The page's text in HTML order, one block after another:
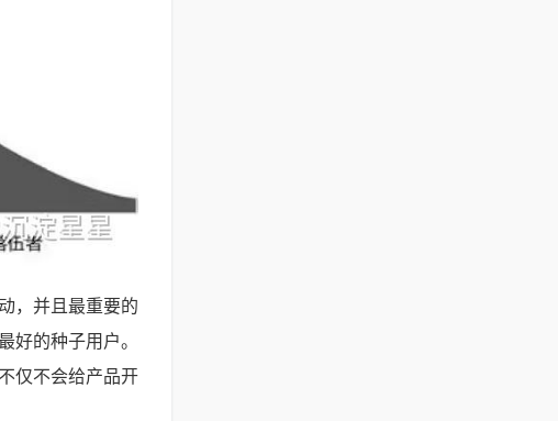
，并且最重要的
好的种子用户。
仅不会给产品开